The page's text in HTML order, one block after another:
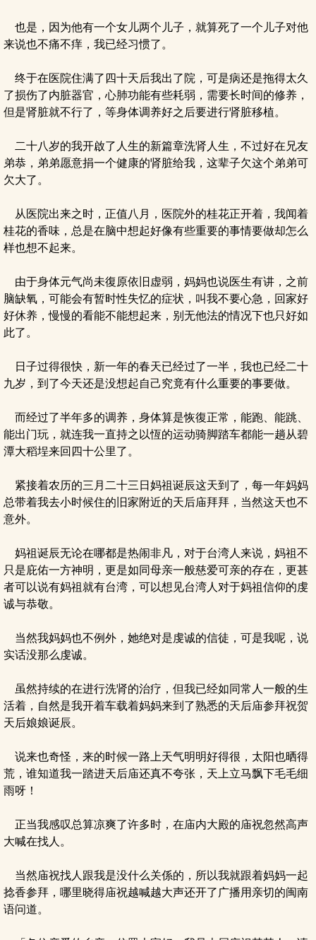
也是，因为他有一个女儿两个儿子，就算死了一个儿子对他
来说也不痛不痒，我已经习惯了。
终于在医院住满了四十天后我出了院，可是病还是拖得太久
了损伤了内脏器官，心肺功能有些耗弱，需要长时间的修养，
但是肾脏就不行了，等身体调养好之后要进行肾脏移植。
二十八岁的我开啟了人生的新篇章洗肾人生，不过好在兄友
弟恭，弟弟愿意捐一个健康的肾脏给我，这辈子欠这个弟弟可
欠大了。
从医院出来之时，正值八月，医院外的桂花正开着，我闻着
桂花的香味，总是在脑中想起好像有些重要的事情要做却怎么
样也想不起来。
由于身体元气尚未復原依旧虚弱，妈妈也说医生有讲，之前
脑缺氧，可能会有暂时性失忆的症状，叫我不要心急，回家好
好休养，慢慢的看能不能想起来，别无他法的情况下也只好如
此了。
日子过得很快，新一年的春天已经过了一半，我也已经二十
九岁，到了今天还是没想起自己究竟有什么重要的事要做。
而经过了半年多的调养，身体算是恢復正常，能跑、能跳、
能出门玩，就连我一直持之以恆的运动骑脚踏车都能一趟从碧
潭大稻埕来回四十公里了。
紧接着农历的三月二十三日妈祖诞辰这天到了，每一年妈妈
总带着我去小时候住的旧家附近的天后庙拜拜，当然这天也不
意外。
妈祖诞辰无论在哪都是热闹非凡，对于台湾人来说，妈祖不
只是庇佑一方神明，更是如同母亲一般慈爱可亲的存在，更甚
者可以说有妈祖就有台湾，可以想见台湾人对于妈祖信仰的虔
诚与恭敬。
当然我妈妈也不例外，她绝对是虔诚的信徒，可是我呢，说
实话没那么虔诚。
虽然持续的在进行洗肾的治疗，但我已经如同常人一般的生
活着，自然是我开着车载着妈妈来到了熟悉的天后庙参拜祝贺
天后娘娘诞辰。
说来也奇怪，来的时候一路上天气明明好得很，太阳也晒得
荒，谁知道我一踏进天后庙还真不夸张，天上立马飘下毛毛细
雨呀！
正当我感叹总算凉爽了许多时，在庙内大殿的庙祝忽然高声
大喊在找人。
当然庙祝找人跟我是没什么关係的，所以我就跟着妈妈一起
捻香参拜，哪里晓得庙祝越喊越大声还开了广播用亲切的闽南
语问道。